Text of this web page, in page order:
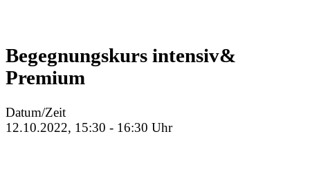
Begegnungskurs intensiv&
Premium
Datum/Zeit
12.10.2022, 15:30 - 16:30 Uhr